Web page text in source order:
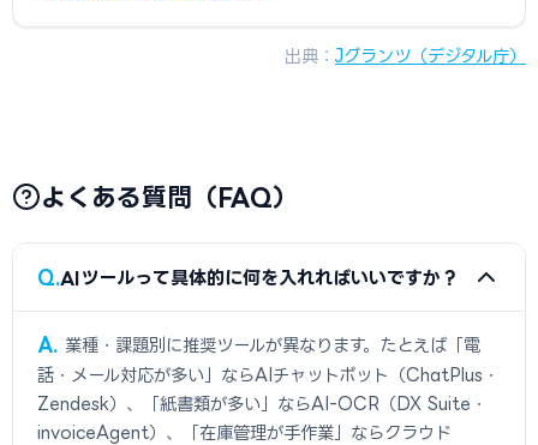
出典： Jグランツ（デジタル庁）
よくある質問（FAQ）
Q AIツールって具体的に何を入れればいいですか？
A
業種・課題別に推奨ツールが異なります。たとえば「電
話・メール対応が多い」ならAIチャットボット（ChatPlus・
Zendesk）、「紙書類が多い」ならAI-OCR（DX Suite・
invoiceAgent）、「在庫管理が手作業」ならクラウド